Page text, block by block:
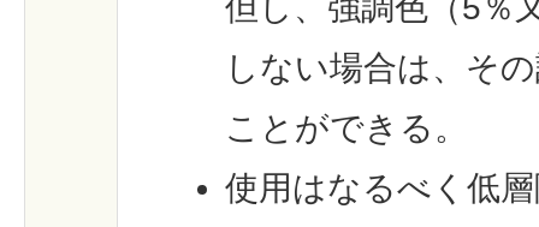
但し、強調色（5％
しない場合は、そ
ことができる。
使用はなるべく低